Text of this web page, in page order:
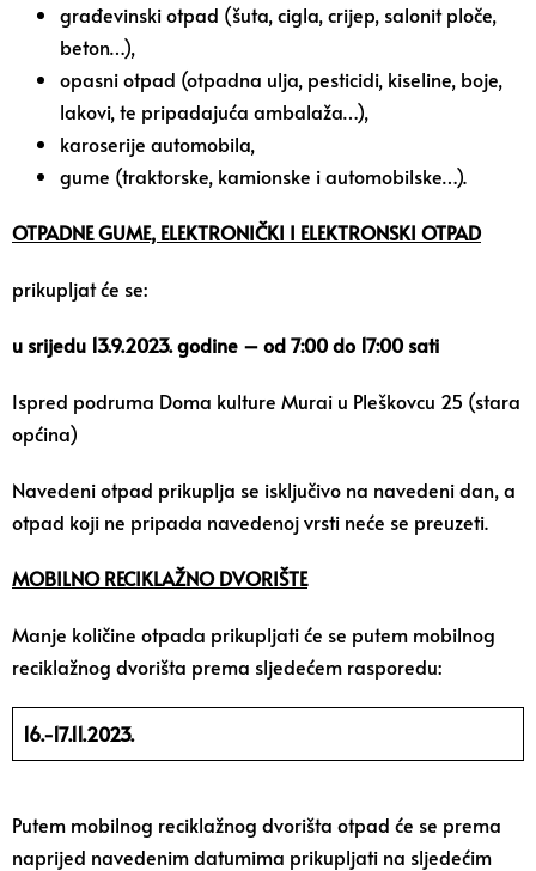
građevinski otpad (šuta, cigla, crijep, salonit ploče,
beton…),
opasni otpad (otpadna ulja, pesticidi, kiseline, boje,
lakovi, te pripadajuća ambalaža…),
karoserije automobila,
gume (traktorske, kamionske i automobilske…).
OTPADNE GUME, ELEKTRONIČKI I ELEKTRONSKI OTPAD
prikupljat će se:
u srijedu 13.9.2023. godine – od 7:00 do 17:00 sati
Ispred podruma Doma kulture Murai u Pleškovcu 25 (stara
općina)
Navedeni otpad prikuplja se isključivo na navedeni dan, a
otpad koji ne pripada navedenoj vrsti neće se preuzeti.
MOBILNO RECIKLAŽNO DVORIŠTE
Manje količine otpada prikupljati će se putem mobilnog
reciklažnog dvorišta prema sljedećem rasporedu:
16.-17.11.2023.
Putem mobilnog reciklažnog dvorišta otpad će se prema
naprijed navedenim datumima prikupljati na sljedećim